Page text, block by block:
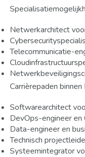
Netwerkarchitect
Telecommunicatie-
Carrièrepaden
Softwarearchitect
DevOps-engineer
Data-engineer en
Technisch
Systeemintegrator